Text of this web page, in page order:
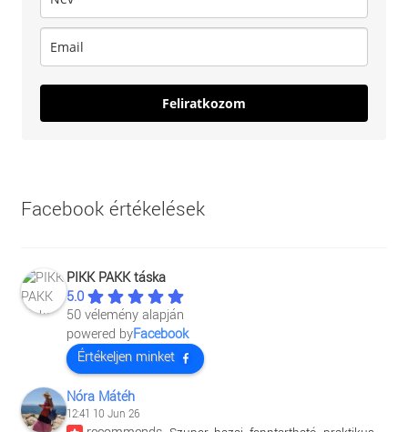
Feliratkozom
Facebook értékelések
PIKK PAKK táska
5.0
50 vélemény alapján
powered byFacebook
Értékeljen minket
Nóra Mátéh
12:41 10 Jun 26